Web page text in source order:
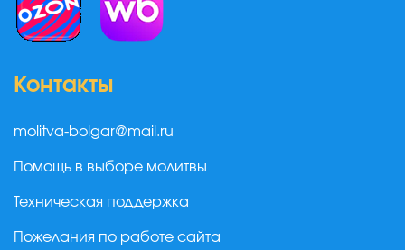
Контакты
molitva-bolgar@mail.ru
Помощь в выборе молитвы
Техническая поддержка
Пожелания по работе сайта